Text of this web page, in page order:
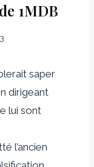
1MDB
saper
dirigeant
lui sont
l’ancien